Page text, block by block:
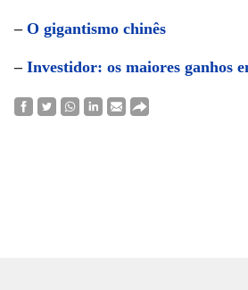
– O gigantismo chinês
– Investidor: os maiores ganhos